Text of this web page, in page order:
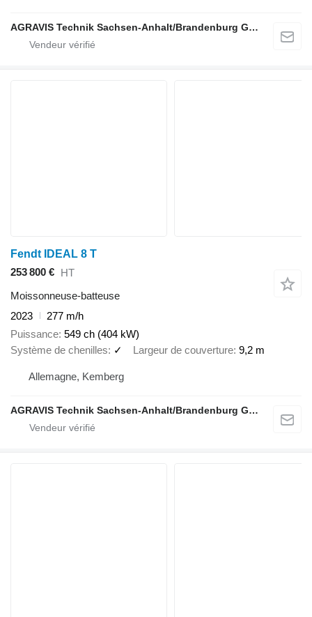
AGRAVIS Technik Sachsen-Anhalt/Brandenburg GmbH
Fendt IDEAL 8 T
253 800 € HT
Moissonneuse-batteuse
2023
277 m/h
Puissance 549 ch (404 kW)
Système de chenilles
✓ Largeur de couverture 9,2 m
Allemagne, Kemberg
AGRAVIS Technik Sachsen-Anhalt/Brandenburg GmbH